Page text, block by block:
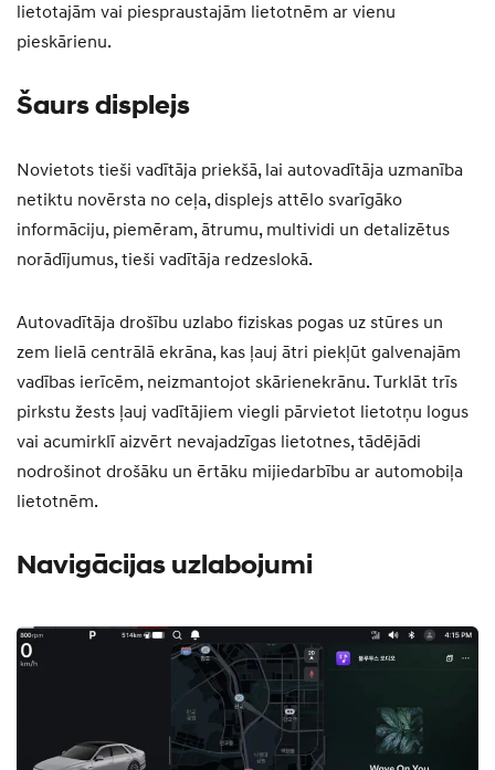
lietotajām vai piespraustajām lietotnēm ar vienu
pieskārienu.
Šaurs displejs
Novietots tieši vadītāja priekšā, lai autovadītāja uzmanība
netiktu novērsta no ceļa, displejs attēlo svarīgāko
informāciju, piemēram, ātrumu, multividi un detalizētus
norādījumus, tieši vadītāja redzeslokā.
Autovadītāja drošību uzlabo fiziskas pogas uz stūres un
zem lielā centrālā ekrāna, kas ļauj ātri piekļūt galvenajām
vadības ierīcēm, neizmantojot skārienekrānu. Turklāt trīs
pirkstu žests ļauj vadītājiem viegli pārvietot lietotņu logus
vai acumirklī aizvērt nevajadzīgas lietotnes, tādējādi
nodrošinot drošāku un ērtāku mijiedarbību ar automobiļa
lietotnēm.
Navigācijas uzlabojumi